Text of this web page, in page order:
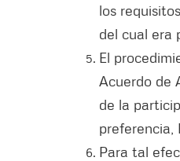
los
del cual era
El
Acuerdo de
de la
preferencia,
Para tal